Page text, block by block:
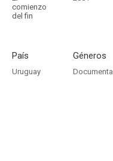
comienzo
del fin
País
Uruguay
Géneros
Documental